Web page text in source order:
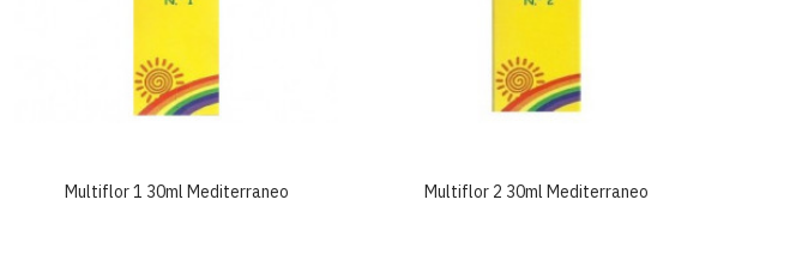
Multiflor 1 30ml Mediterraneo Multiflor 2 30ml Mediterraneo